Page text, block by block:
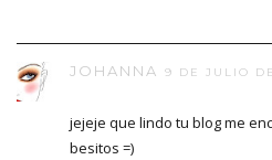
JOHANNA 9 DE JULIO
jejeje que lindo tu blog me
besitos =)